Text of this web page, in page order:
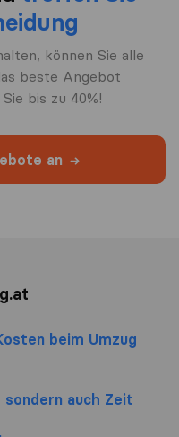
können Sie alle
beste Angebot
bis zu 40%!
an
beim Umzug
sondern auch Zeit